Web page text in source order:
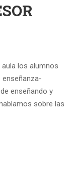
los alumnos
enseñando y
sobre las